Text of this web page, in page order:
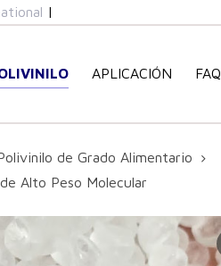
|
APLICACIÓN FAQ
de Grado Alimentario
Alto Peso Molecular